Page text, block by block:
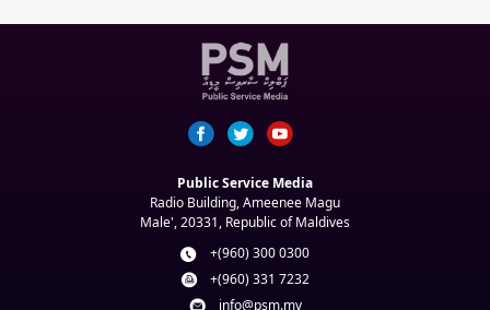
Public Service Media
Radio Building, Ameenee Magu
Male', 20331, Republic of Maldives
+(960) 300 0300
+(960) 331 7232
info@psm.mv